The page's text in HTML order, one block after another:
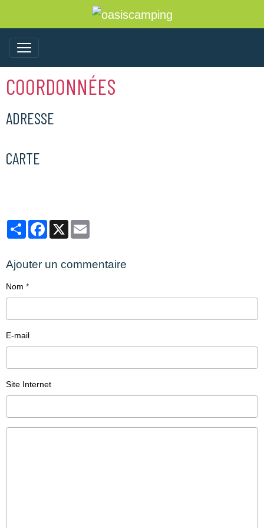
COORDONNÉES
ADRESSE
CARTE
PartagerFacebook
X
Ajouter un commentaire
Nom
E-mail
Site Internet